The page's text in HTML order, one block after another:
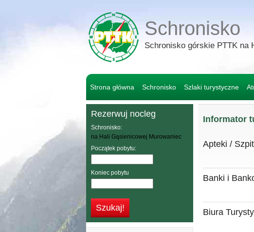
Schronisko
Schronisko górskie PTTK na
Strona główna Schronisko Szlaki turystyczne
Rezerwuj nocleg
Schronisko:
na Hali Gąsienicowej Murowaniec
Początek pobytu:
Koniec pobytu
Informator
Apteki /
Banki i
Biura